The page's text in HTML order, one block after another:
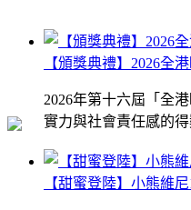
【頒獎典禮】2026全
2026年第十六屆「全
實力與社會責任感的得
【甜蜜登陸】小熊維